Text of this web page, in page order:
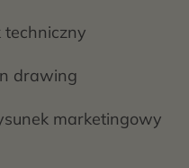
techniczny
drawing
marketingowy